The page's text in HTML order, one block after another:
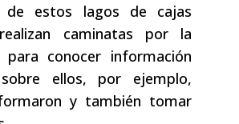
de estos lagos de cajas
caminatas por la
para conocer información
ellos, por ejemplo,
y también tomar